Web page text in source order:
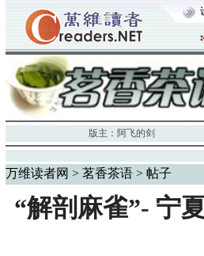
版主： 阿飞的剑
万维读者网 > 茗香茶语 > 帖子
“解剖麻雀”- 宁